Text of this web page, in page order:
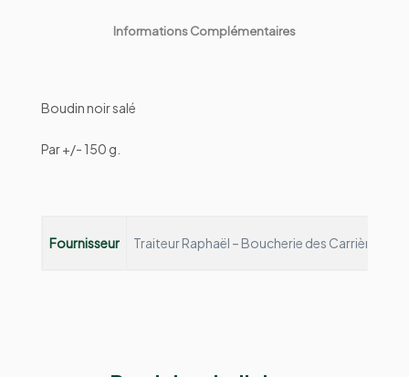
Informations Complémentaires
Boudin noir salé
Par +/- 150 g.
Fournisseur Traiteur Raphaël – Boucherie des Carrières